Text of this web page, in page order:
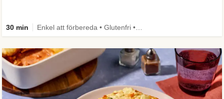
30 min